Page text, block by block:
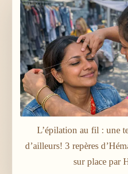
L’épilation au fil : une
d’ailleurs! 3 repères
sur place par